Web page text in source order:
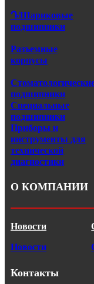
Դ/Шариковые
подшипники
Разъемные
корпусы
подшипники
Специальные
подшипники
Приборы и
инструменты для
технической
диагностики
О КОМПАНИИ
Новости
Новости
Контакты